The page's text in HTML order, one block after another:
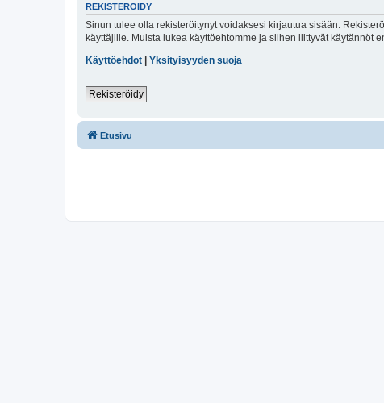
REKISTERÖIDY
Sinun tulee olla rekisteröitynyt voidaksesi kirjautua sisään.
käyttäjille. Muista lukea käyttöehtomme ja siihen liittyvät käytännöt
Käyttöehdot
Yksityisyyden suoja
Rekisteröidy
Etusivu